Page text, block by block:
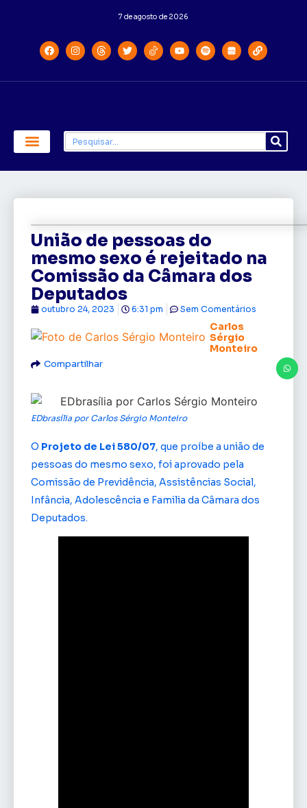
7 de agosto de 2026
União de pessoas do
mesmo sexo é rejeitado na
Comissão da Câmara dos
Deputados
Carlos
Sérgio
Monteiro
outubro 24, 2023 6:31 pm Sem Comentários
Compartilhar
EDbrasília por Carlos Sérgio Monteiro
O Projeto de Lei 580/07, que proíbe a união de
pessoas do mesmo sexo, foi aprovado pela
Comissão de Previdência, Assistências Social,
Infância, Adolescência e Familia da Câmara dos
Deputados.